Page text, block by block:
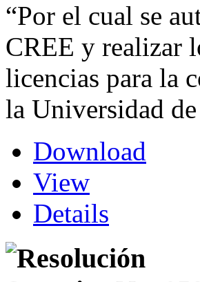
“Por el cual se
CREE y realizar
licencias para la
la Universidad
Download
View
Details